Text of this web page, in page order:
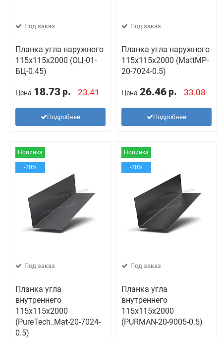
Под заказ
Планка угла наружного
115х115х2000 (ОЦ-01-
БЦ-0.45)
Цена 18.73 р. 23.41
Подробнее
Под заказ
Планка угла наружного
115х115х2000 (MattMP-
20-7024-0.5)
Цена 26.46 р. 33.08
Подробнее
Новинка
-20%
Под заказ
Планка угла
внутреннего
115х115х2000
(PureTech_Mat-20-7024-
0.5)
Новинка
-20%
Под заказ
Планка угла
внутреннего
115х115х2000
(PURMAN-20-9005-0.5)